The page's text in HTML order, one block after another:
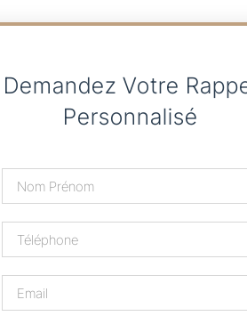
Demandez Votre
Personnalisé